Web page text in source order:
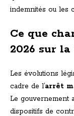
indemnités ou les
Ce que
2026 sur
Les évolutions
cadre de l’arrêt
Le gouvernement
dispositifs de